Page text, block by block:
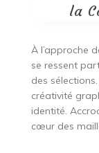
la
À l’approche
se ressent
des
créativité
identité.
cœur des